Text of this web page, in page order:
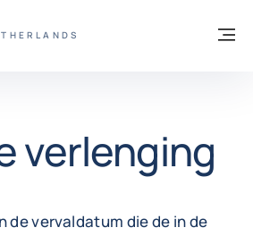
FOR TRADE - GROEP WEBSITE
verlenging
de vervaldatum die de in de